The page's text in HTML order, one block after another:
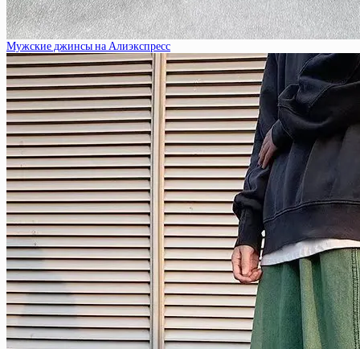
Мужские джинсы на Алиэкспресс